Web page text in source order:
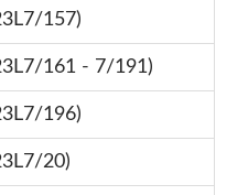
157)
161 - 7/191)
196)
20)